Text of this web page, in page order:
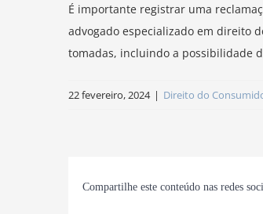
É importante registrar uma
advogado especializado em direito
tomadas, incluindo a possibilidade
22 fevereiro, 2024 | Direito do
Compartilhe este conteúdo nas redes